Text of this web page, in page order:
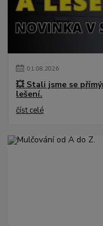
01.08.2026
💥 Stali jsme se
lešení.
číst celé